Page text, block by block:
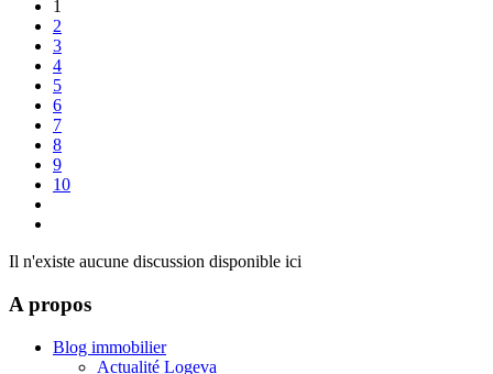
1
2
3
4
5
6
7
8
9
10
Il n'existe aucune discussion disponible ici
A propos
Blog immobilier
Actualité Logeva